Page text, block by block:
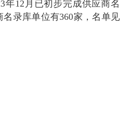
年12月已初步完成供应商名
录库单位有360家，名单见